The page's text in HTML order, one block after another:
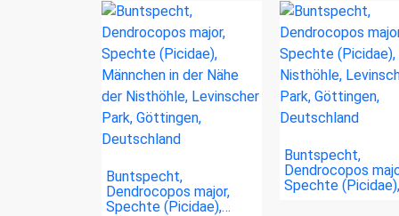
Buntspecht,
Dendrocopos major,
Spechte (Picidae),…
Buntspecht,
Dendrocopos
Spechte